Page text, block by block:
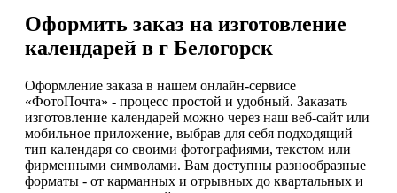
Оформить заказ на изготовление
календарей в г Белогорск
Оформление заказа в нашем онлайн-сервисе
«ФотоПочта» - процесс простой и удобный. Заказать
изготовление календарей можно через наш веб-сайт или
мобильное приложение, выбрав для себя подходящий
тип календаря со своими фотографиями, текстом или
фирменными символами. Вам доступны разнообразные
форматы - от карманных и отрывных до квартальных и